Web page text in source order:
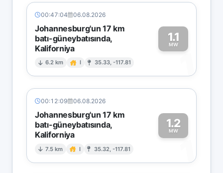
00:47:04 06.08.2026
Johannesburg'un 17 km
batı-güneybatısında,
Kaliforniya
6.2 km I 35.33, -117.81
1.1
MW
1
00:12:09 06.08.2026
Johannesburg'un 17 km
batı-güneybatısında,
Kaliforniya
7.5 km I 35.32, -117.81
1.2
MW
1